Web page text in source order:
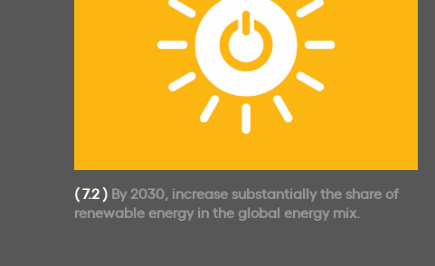
( 7.2 ) By 2030, increase substantially the share of
renewable energy in the global energy mix.